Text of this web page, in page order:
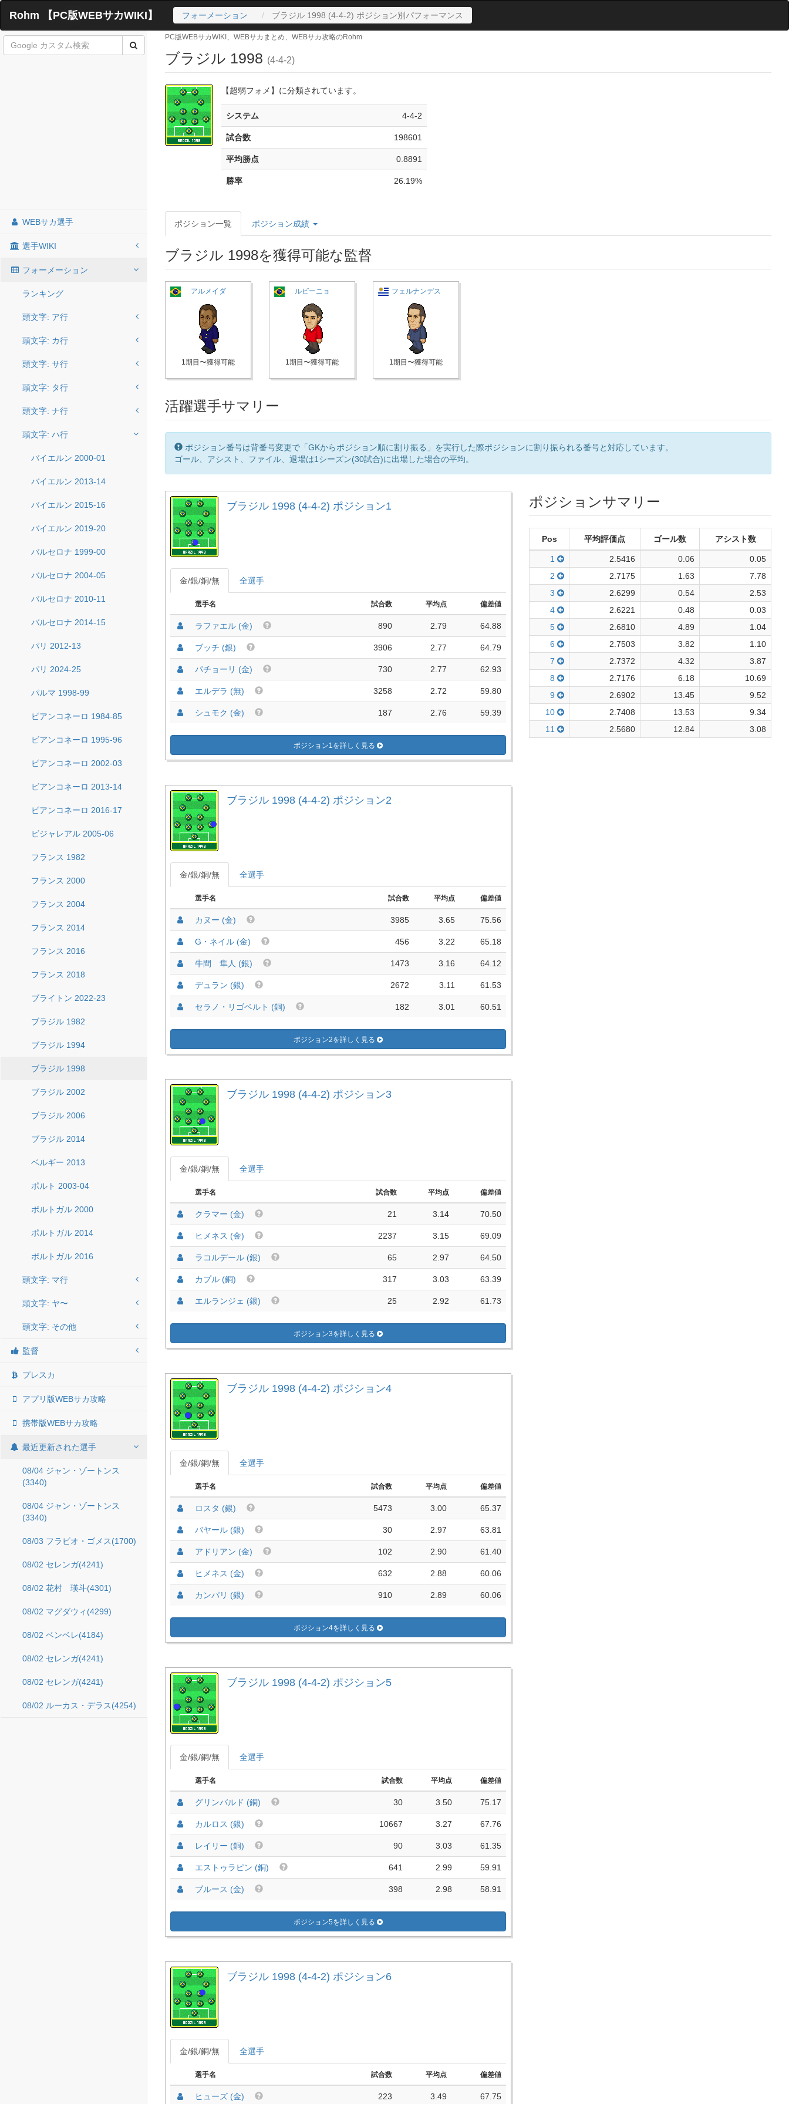
Rohm 【PC版WEBサカWIKI】 フォーメーション ブラジル 1998 (4-4-2) ポジション別パフォーマンス
WEBサカ選手
選手WIKI
フォーメーション
ランキング
頭文字: ア行
頭文字: カ行
頭文字: サ行
頭文字: タ行
頭文字: ナ行
頭文字: ハ行
バイエルン 2000-01
バイエルン 2013-14
バイエルン 2015-16
バイエルン 2019-20
バルセロナ 1999-00
バルセロナ 2004-05
バルセロナ 2010-11
バルセロナ 2014-15
パリ 2012-13
パリ 2024-25
パルマ 1998-99
ビアンコネーロ 1984-85
ビアンコネーロ 1995-96
ビアンコネーロ 2002-03
ビアンコネーロ 2013-14
ビアンコネーロ 2016-17
ビジャレアル 2005-06
フランス 1982
フランス 2000
フランス 2004
フランス 2014
フランス 2016
フランス 2018
ブライトン 2022-23
ブラジル 1982
ブラジル 1994
ブラジル 1998
ブラジル 2002
ブラジル 2006
ブラジル 2014
ベルギー 2013
ポルト 2003-04
ポルトガル 2000
ポルトガル 2014
ポルトガル 2016
頭文字: マ行
頭文字: ヤ〜
頭文字: その他
監督
プレスカ
アプリ版WEBサカ攻略
携帯版WEBサカ攻略
最近更新された選手
08/04 ジャン・ゾートンス
(3340)
08/04 ジャン・ゾートンス
(3340)
08/03 フラビオ・ゴメス(1700)
08/02 セレンガ(4241)
08/02 花村 瑛斗(4301)
08/02 マグダウィ(4299)
08/02 ベンベレ(4184)
08/02 セレンガ(4241)
08/02 セレンガ(4241)
08/02 ルーカス・デラス(4254)
PC版WEBサカWIKI、WEBサカまとめ、WEBサカ攻略のRohm
ブラジル 1998 (4-4-2)
【超弱フォメ】に分類されています。
システム 4-4-2
試合数 198601
平均勝点 0.8891
勝率 26.19%
ポジション一覧 ポジション成績
ブラジル 1998を獲得可能な監督
アルメイダ
1期目〜獲得可能
ルビーニョ
1期目〜獲得可能
フェルナンデス
1期目〜獲得可能
活躍選手サマリー
ポジション番号は背番号変更で「GKからポジション順に割り振る」を実行した際ポジションに割り振られる番号と対応しています。
ゴール、アシスト、ファイル、退場は1シーズン(30試合)に出場した場合の平均。
ブラジル 1998 (4-4-2) ポジション1
金/銀/銅/無 全選手
選手名 試合数 平均点 偏差値
ラファエル (金) 890 2.79 64.88
ブッチ (銀) 3906 2.77 64.79
パチョーリ (金) 730 2.77 62.93
エルデラ (無) 3258 2.72 59.80
シュモク (金) 187 2.76 59.39
ポジション1を詳しく見る
ブラジル 1998 (4-4-2) ポジション2
金/銀/銅/無 全選手
選手名 試合数 平均点 偏差値
カヌー (金) 3985 3.65 75.56
G・ネイル (金) 456 3.22 65.18
牛間 隼人 (銀) 1473 3.16 64.12
デュラン (銀) 2672 3.11 61.53
セラノ・リゴベルト (銅) 182 3.01 60.51
ポジション2を詳しく見る
ブラジル 1998 (4-4-2) ポジション3
金/銀/銅/無 全選手
選手名 試合数 平均点 偏差値
クラマー (金) 21 3.14 70.50
ヒメネス (金) 2237 3.15 69.09
ラコルデール (銀) 65 2.97 64.50
カプル (銅) 317 3.03 63.39
エルランジェ (銀) 25 2.92 61.73
ポジション3を詳しく見る
ブラジル 1998 (4-4-2) ポジション4
金/銀/銅/無 全選手
選手名 試合数 平均点 偏差値
ロスタ (銀) 5473 3.00 65.37
バヤール (銀) 30 2.97 63.81
アドリアン (金) 102 2.90 61.40
ヒメネス (金) 632 2.88 60.06
カンパリ (銀) 910 2.89 60.06
ポジション4を詳しく見る
ブラジル 1998 (4-4-2) ポジション5
金/銀/銅/無 全選手
選手名 試合数 平均点 偏差値
グリンバルド (銅) 30 3.50 75.17
カルロス (銀) 10667 3.27 67.76
レイリー (銅) 90 3.03 61.35
エストゥラピン (銅) 641 2.99 59.91
ブルース (金) 398 2.98 58.91
ポジション5を詳しく見る
ブラジル 1998 (4-4-2) ポジション6
金/銀/銅/無 全選手
選手名 試合数 平均点 偏差値
ヒューズ (金) 223 3.49 67.75
ポジションサマリー
Pos 平均評価点 ゴール数 アシスト数
1 2.5416 0.06
0.05
2
2.7175 1.63
7.78
3
2.6299 0.54
2.53
4
2.6221 0.48
0.03
5
2.6810 4.89
1.04
6
2.7503 3.82
1.10
7
2.7372 4.32
3.87
8
2.7176 6.18
10.69
9
2.6902 13.45
9.52
10
2.7408 13.53
9.34
11
2.5680 12.84 3.08